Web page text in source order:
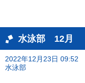
水泳部 12月
2022年12月23日 09:52
水泳部